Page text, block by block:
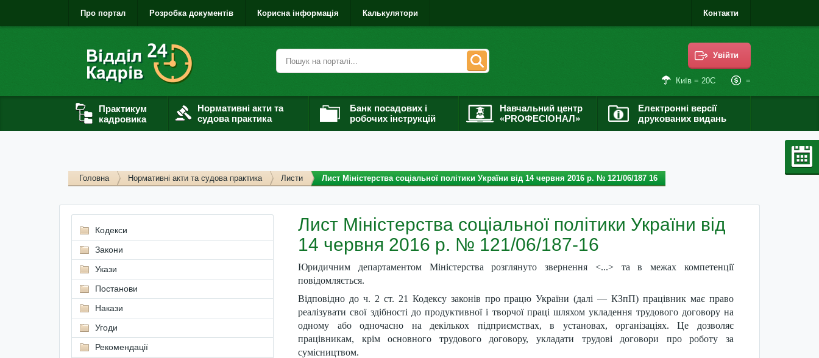
Про портал Розробка документів Корисна інформація Калькулятори Контакти
Увійти
Київ = 20С =
Практикум
кадровика
Нормативні акти та
судова практика
Банк посадових і
робочих інструкцій
Навчальний центр
«PROФЕСІОНАЛ»
Електронні версії
друкованих видань
Головна Нормативні акти та судова практика Листи Лист Міністерства соціальної політики України від 14 червня 2016 р. № 121/06/187 16
Лист Міністерства соціальної політики України від
14 червня 2016 р. № 121/06/187-16
Юридичним департаментом Міністерства розглянуто звернення <...> та в межах компетенції
повідомляється.
Відповідно до ч. 2 ст. 21 Кодексу законів про працю України (далі — КЗпП) працівник має право
реалізувати свої здібності до продуктивної і творчої праці шляхом укладення трудового договору на
одному або одночасно на декількох підприємствах, в установах, організаціях. Це дозволяє
працівникам, крім основного трудового договору, укладати трудові договори про роботу за
сумісництвом.
Кодекси
Закони
Укази
Постанови
Накази
Угоди
Рекомендації